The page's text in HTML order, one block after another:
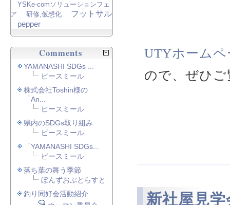
UTYホームペ
ので、ぜひ
新社屋見
YSKe-comソリューションフェ
ア
研修,仮想化
フットサル
pepper
Comments
YAMANASHI SDGs ...
ピースミール
株式会社Toshin様の
「An...
ピースミール
県内のSDGs取り組み
ピースミール
「YAMANASHI SDGs...
ピースミール
落ち葉の舞う季節
ぼんずおぶとらすと
釣り同好会活動紹介